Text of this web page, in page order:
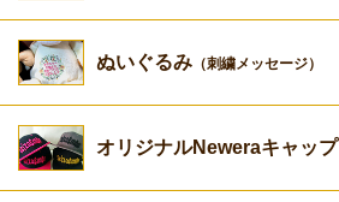
ぬいぐるみ （刺繍メッセージ）
オリジナルNeweraキャップ